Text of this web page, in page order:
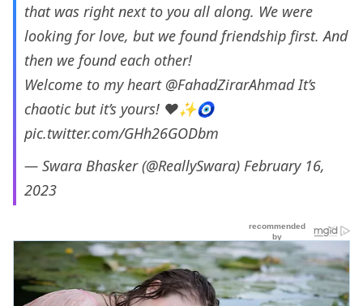
that was right next to you all along. We were
looking for love, but we found friendship first. And
then we found each other!
Welcome to my heart @FahadZirarAhmadIt’s
chaotic but it’s yours! ♥️✨🧿
pic.twitter.com/GHh26GODbm
— Swara Bhasker (@ReallySwara) February 16,
2023